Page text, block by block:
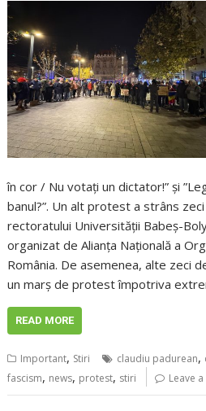
în cor / Nu votați un dictator!” și
banul?”. Un alt protest a strâns
rectoratului Universității Babeș-
organizat de Alianța Națională a
România. De asemenea, alte zeci
un marș de protest împotriva
READ MORE
Important, Stiri claudiu padurean,
fascism, news, protest, stiri Leave